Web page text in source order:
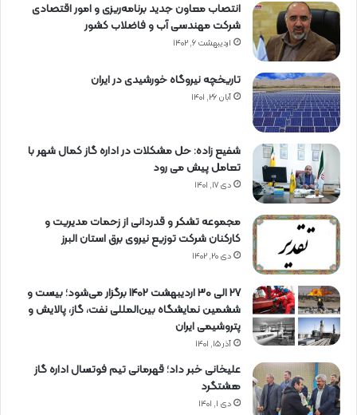
انتصاب معاون جدید برنامه‌ریزی و امور اقتصادی
شرکت مهندسی آب و فاضلاب کشور
اردیبهشت ۶, ۱۴۰۲
تاریخچه نیروگاه خورشیدی در ایران
آبان ۲۶, ۱۴۰۱
شفیع زاده: حل مشکلات در اداره گاز کمال شهر با
تعامل پیش می رود
دی ۱۷, ۱۴۰۱
مجموعه تشکر و قدردانی از زحمات مدیریت و
کارکنان شرکت توزیع نیروی برق استان البرز
دی ۲۰, ۱۴۰۲
27 الی 30 اردیبهشت 1402 برگزار می‌شود؛ بیست و
ششمین نمایشگاه بین‌المللی نفت، گاز، پالایش و
پتروشیمی ایران
آذر ۱۵, ۱۴۰۱
علیخانی خبر داد؛ قهرمانی تیم فوتسال اداره گاز
هشتگرد
دی ۱, ۱۴۰۱